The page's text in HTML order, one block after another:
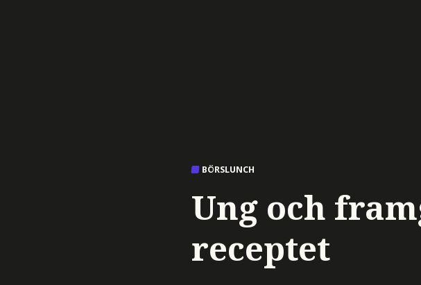
BÖRSLUNCH
Ung och
receptet